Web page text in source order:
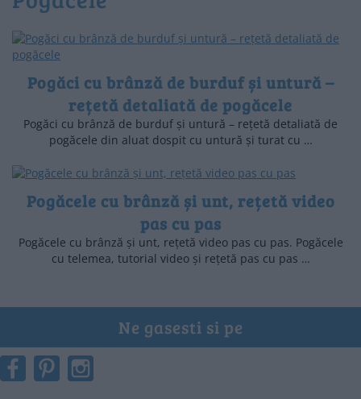
Pogăci cu brânză de burduf și untură –
rețetă detaliată de pogăcele
Pogăci cu brânză de burduf și untură – rețetă detaliată de
pogăcele din aluat dospit cu untură și turat cu …
Pogăcele cu brânză și unt, rețetă video
pas cu pas
Pogăcele cu brânză și unt, rețetă video pas cu pas. Pogăcele
cu telemea, tutorial video și rețetă pas cu pas …
Ne gasesti si pe